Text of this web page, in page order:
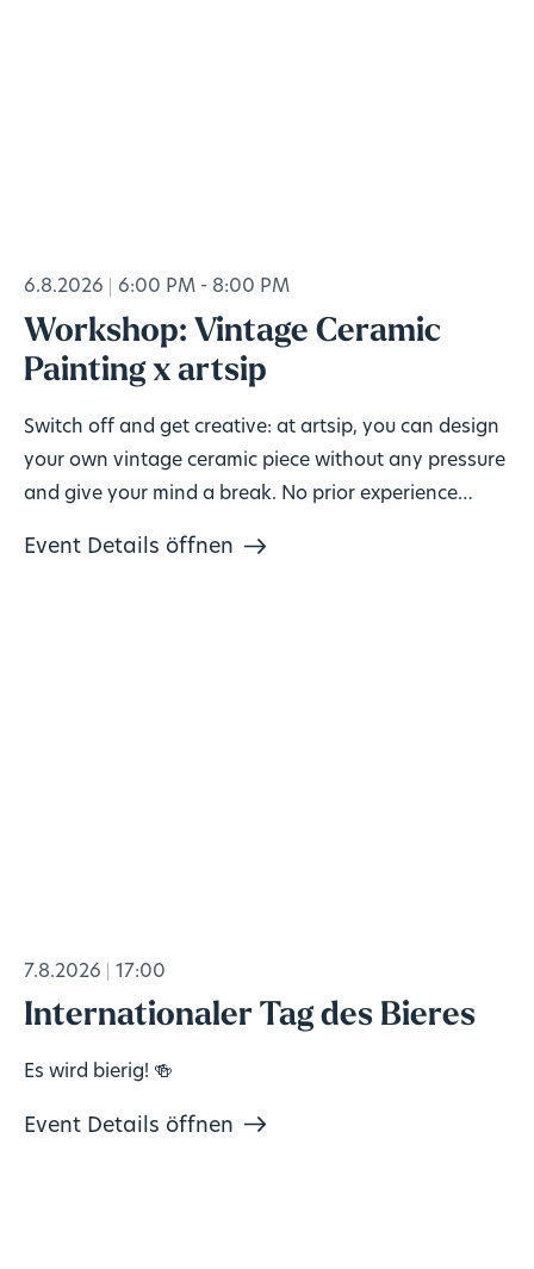
6.8.2026 6:00 PM - 8:00 PM
Workshop: Vintage Ceramic
Painting x artsip
Switch off and get creative: at artsip, you can design
your own vintage ceramic piece without any pressure
and give your mind a break. No prior experience
Event Details öffnen
7.8.2026 17:00
Internationaler Tag des Bieres
Es wird bierig! 🍻
Event Details öffnen